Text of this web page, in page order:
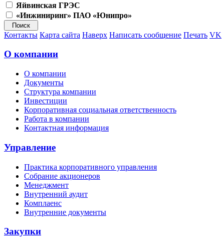
Яйвинская ГРЭС
«Инжиниринг» ПАО «Юнипро»
Контакты Карта сайта Наверх Написать сообщение Печать VK
О компании
О компании
Документы
Структура компании
Инвестиции
Корпоративная социальная ответственность
Работа в компании
Контактная информация
Управление
Практика корпоративного управления
Собрание акционеров
Менеджмент
Внутренний аудит
Комплаенс
Внутренние документы
Закупки